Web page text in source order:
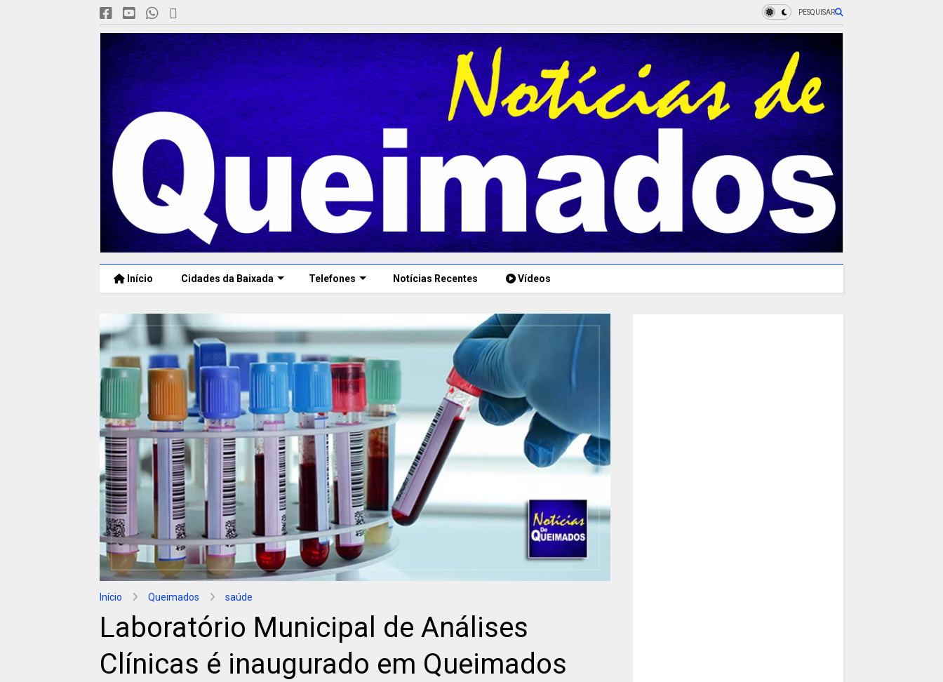
PESQUISAR
Início Cidades da Baixada Telefones Notícias Recentes Vídeos
Início Queimados saúde
Laboratório Municipal de Análises
Clínicas é inaugurado em Queimados